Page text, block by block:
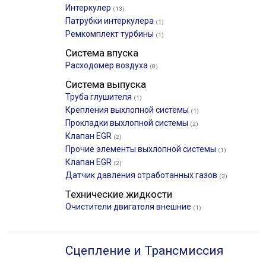
Интеркулер (13)
Патрубки интеркулера (1)
Ремкомплект турбины (1)
Система впуска
Расходомер воздуха (8)
Система выпуска
Труба глушителя (1)
Крепления выхлопной системы (1)
Прокладки выхлопной системы (2)
Клапан EGR (2)
Прочие элементы выхлопной системы (1)
Клапан EGR (2)
Датчик давления отработанных газов (3)
Технические жидкости
Очистители двигателя внешние (1)
Сцепление и Трансмиссия